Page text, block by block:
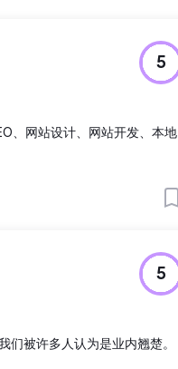
5
、网站设计、网站开发、本地
5
被许多人认为是业内翘楚。